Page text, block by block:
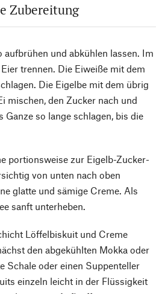
Zubereitung
aufbrühen und abkühlen lassen. Im
trennen. Die Eiweiße mit dem
Die Eigelbe mit dem übrig
mischen, den Zucker nach und
Ganze so lange schlagen, bis die
portionsweise zur Eigelb-Zucker-
von unten nach oben
glatte und sämige Creme. Als
sanft unterheben.
Löffelbiskuit und Creme
den abgekühlten Mokka oder
Schale oder einen Suppenteller
einzeln leicht in der Flüssigkeit